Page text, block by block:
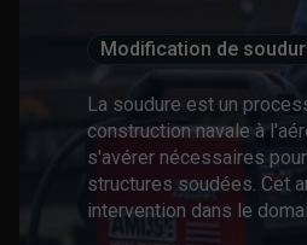
Modification de
La soudure est un
construction navale à
s'avérer nécessaires
structures soudées. Cet
intervention dans le